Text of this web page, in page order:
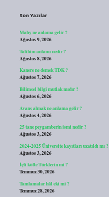
Son Yazılar
Mahy ne anlama gelir ?
Ağustos 9, 2026
Talihim anlamı nedir ?
Ağustos 8, 2026
Kanere ne demek TDK ?
Ağustos 7, 2026
Bilimsel bilgi mutlak mıdır ?
Ağustos 6, 2026
Avans almak ne anlama gelir ?
Ağustos 4, 2026
25 tane peygamberin ismi nedir ?
Ağustos 3, 2026
2024-2025 Üniversite kayıtları uzatıldı mı ?
Ağustos 3, 2026
İçli köfte Türklerin mi ?
Temmuz 30, 2026
Tamlamalar hâl eki mi ?
Temmuz 28, 2026